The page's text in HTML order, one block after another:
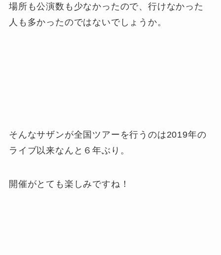
場所も公演数も少なかったので、行けなかった
人も多かったのではないでしょうか。
そんなサザンが全国ツアーを行うのは2019年の
ライブ以来なんと６年ぶり。
開催がとても楽しみですね！